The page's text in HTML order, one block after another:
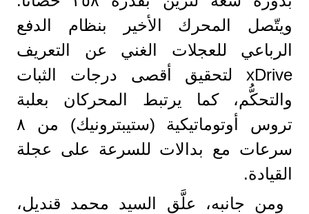
ويتّصل المحرك الأخير بنظام الدفع
الرباعي للعجلات الغني عن التعريف
xDrive لتحقيق أقصى درجات الثبات
والتحكُّم، كما يرتبط المحركان بعلبة
تروس أوتوماتيكية (ستيبترونيك) من ٨
سرعات مع بدالات للسرعة على عجلة
القيادة.
ومن جانبه، علَّق السيد محمد قنديل،